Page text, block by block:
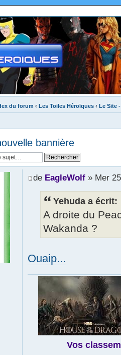
du forum ‹ Les Toiles Héroïques ‹ Le Site
bannière
de EagleWolf» Mer
Yehuda a écrit:
A droite du
Wakanda ?
Ouaip...
Vos